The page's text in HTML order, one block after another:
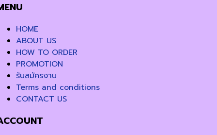
HOME
ABOUT US
HOW TO ORDER
PROMOTION
รับสมัครงาน
Terms and conditions
CONTACT US